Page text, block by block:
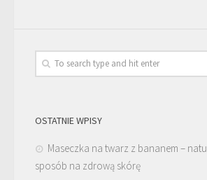
OSTATNIE WPISY
Maseczka na twarz z bananem –
sposób na zdrową skórę